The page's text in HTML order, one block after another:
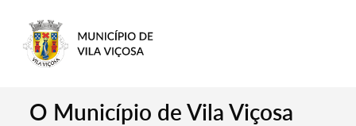
O Município de Vila Viçosa